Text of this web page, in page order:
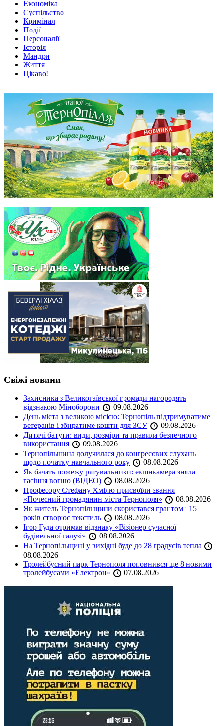
Економіка
Суспільство
Кримінал
Події
Персоналії
Історія
Мандри
Життя
Цікаво!
Свіжі новини
Захисника з Великогаївської громади нагородять
відзнакою Міноборони
09.08.2026
День міста з великою місією: Тернопіль підтримуватиме
ветеранів і збиратиме кошти для ЗСУ
09.08.2026
Дитячі батути: види, розміри та правила безпечного
використання
09.08.2026
Тернопільщина долучилася до конгресових слухань
щодо початку навчального року
08.08.2026
Як бачать пожежу рятувальники: екшнкамера зняла
гасіння вогню (ВІДЕО)
08.08.2026
Професору Стефану Хмілю присвоїли звання
«Почесний громадянин міста Тернополя»
08.08.2026
Як житель Тернопільщини скористався грантом і 15
років створює текстиль
08.08.2026
Ігор Гуда отримав відзнаку «Візіонер сучасної
будівельної галузі»
08.08.2026
На Тернопільщині у вихідні буде до 28 градусів тепла
08.08.2026
Тролейбусний парк Тернополя поповнився ще 8 новими
тролейбусами «Електрон»
07.08.2026